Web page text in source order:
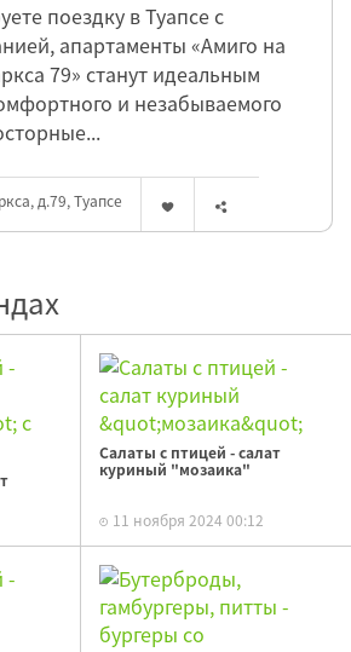
поездку в Туапсе с
апартаменты «Амиго на
79» станут идеальным
и незабываемого
д.79, Туапсе
Салаты с птицей - салат
куриный "мозаика"
11 ноября 2024 00:12